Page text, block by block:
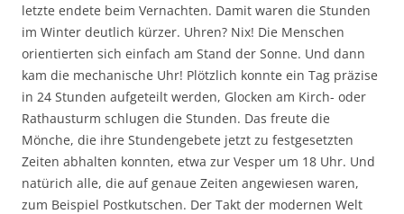
letzte endete beim Vernachten. Damit waren die Stunden
im Winter deutlich kürzer. Uhren? Nix! Die Menschen
orientierten sich einfach am Stand der Sonne. Und dann
kam die mechanische Uhr! Plötzlich konnte ein Tag präzise
in 24 Stunden aufgeteilt werden, Glocken am Kirch- oder
Rathausturm schlugen die Stunden. Das freute die
Mönche, die ihre Stundengebete jetzt zu festgesetzten
Zeiten abhalten konnten, etwa zur Vesper um 18 Uhr. Und
natürich alle, die auf genaue Zeiten angewiesen waren,
zum Beispiel Postkutschen. Der Takt der modernen Welt